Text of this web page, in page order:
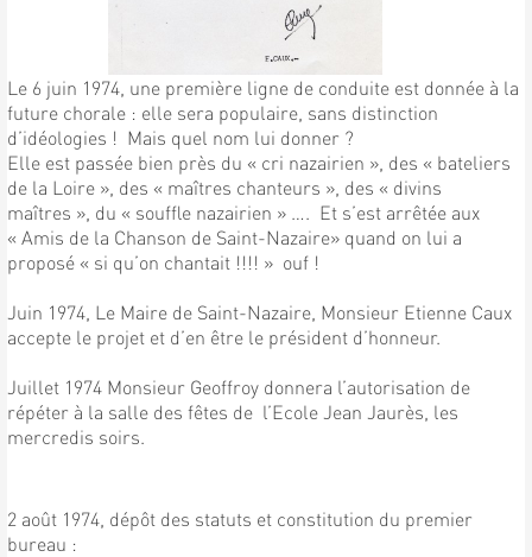
Le 6 juin 1974, une première ligne de conduite est donnée à la
future chorale : elle sera populaire, sans distinction
d’idéologies ! Mais quel nom lui donner ?
Elle est passée bien près du « cri nazairien », des « bateliers
de la Loire », des « maîtres chanteurs », des « divins
maîtres », du « souffle nazairien » …. Et s’est arrêtée aux
« Amis de la Chanson de Saint-Nazaire» quand on lui a
proposé « si qu’on chantait !!!! » ouf !
Juin 1974, Le Maire de Saint-Nazaire, Monsieur Etienne Caux
accepte le projet et d’en être le président d’honneur.
Juillet 1974 Monsieur Geoffroy donnera l’autorisation de
répéter à la salle des fêtes de l’Ecole Jean Jaurès, les
mercredis soirs.
2 août 1974, dépôt des statuts et constitution du premier
bureau :